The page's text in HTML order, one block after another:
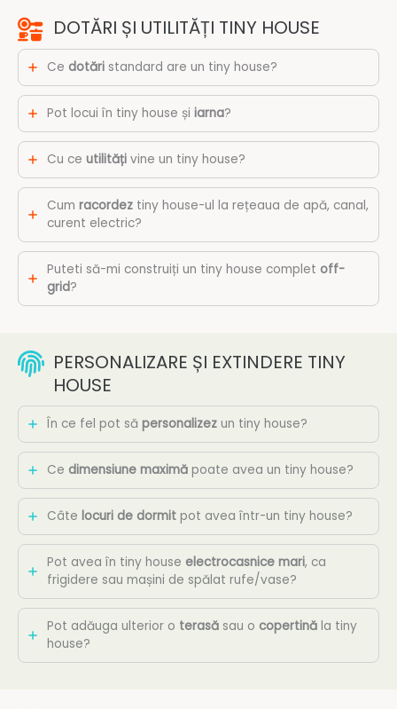
DOTĂRI ȘI UTILITĂȚI TINY HOUSE
Ce dotări standard are un tiny house?
Pot locui în tiny house și iarna?
Cu ce utilități vine un tiny house?
Cum racordez tiny house-ul la rețeaua de apă, canal,
curent electric?
Puteti să-mi construiți un tiny house complet off-
grid?
PERSONALIZARE ȘI EXTINDERE TINY
HOUSE
În ce fel pot să personalizez un tiny house?
Ce dimensiune maximă poate avea un tiny house?
Câte locuri de dormit pot avea într-un tiny house?
Pot avea în tiny house electrocasnice mari, ca
frigidere sau mașini de spălat rufe/vase?
Pot adăuga ulterior o terasă sau o copertină la tiny
house?